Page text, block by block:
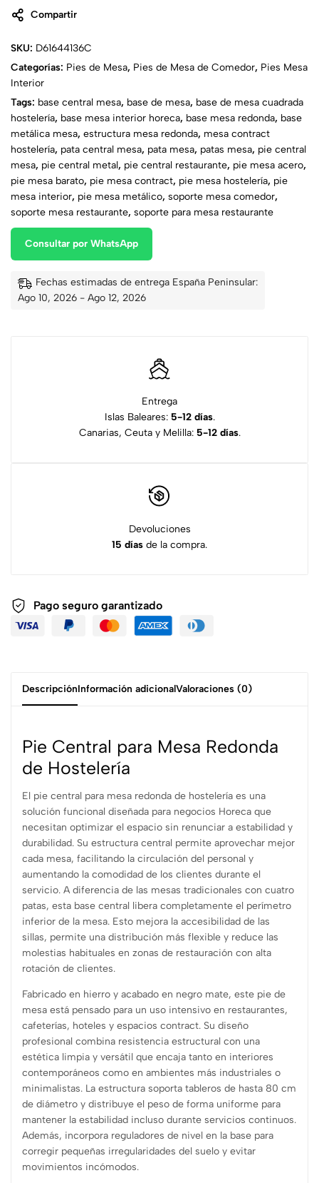
Compartir
SKU: D61644136C
Categorías: Pies de Mesa, Pies de Mesa de Comedor, Pies Mesa
Interior
Tags: base central mesa, base de mesa, base de mesa cuadrada
hostelería, base mesa interior horeca, base mesa redonda, base
metálica mesa, estructura mesa redonda, mesa contract
hostelería, pata central mesa, pata mesa, patas mesa, pie central
mesa, pie central metal, pie central restaurante, pie mesa acero,
pie mesa barato, pie mesa contract, pie mesa hostelería, pie
mesa interior, pie mesa metálico, soporte mesa comedor,
soporte mesa restaurante, soporte para mesa restaurante
Consultar por WhatsApp
Fechas estimadas de entrega España Peninsular:
Ago 10, 2026 - Ago 12, 2026
Entrega
Islas Baleares: 5-12 días.
Canarias, Ceuta y Melilla: 5-12 días.
Devoluciones
15 días de la compra.
Pago seguro garantizado
DescripciónInformación adicionalValoraciones (0)
Pie Central para Mesa Redonda
de Hostelería
El pie central para mesa redonda de hostelería es una
solución funcional diseñada para negocios Horeca que
necesitan optimizar el espacio sin renunciar a estabilidad y
durabilidad. Su estructura central permite aprovechar mejor
cada mesa, facilitando la circulación del personal y
aumentando la comodidad de los clientes durante el
servicio. A diferencia de las mesas tradicionales con cuatro
patas, esta base central libera completamente el perímetro
inferior de la mesa. Esto mejora la accesibilidad de las
sillas, permite una distribución más flexible y reduce las
molestias habituales en zonas de restauración con alta
rotación de clientes.
Fabricado en hierro y acabado en negro mate, este pie de
mesa está pensado para un uso intensivo en restaurantes,
cafeterías, hoteles y espacios contract. Su diseño
profesional combina resistencia estructural con una
estética limpia y versátil que encaja tanto en interiores
contemporáneos como en ambientes más industriales o
minimalistas. La estructura soporta tableros de hasta 80 cm
de diámetro y distribuye el peso de forma uniforme para
mantener la estabilidad incluso durante servicios continuos.
Además, incorpora reguladores de nivel en la base para
corregir pequeñas irregularidades del suelo y evitar
movimientos incómodos.